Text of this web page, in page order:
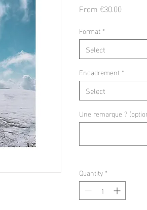
From €30.00
Format *
Select
Encadrement *
Select
Une remarque ?
Quantity *